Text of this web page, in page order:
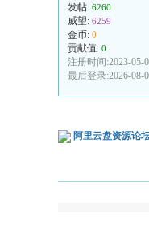
发帖: 6260
威望: 6259
金币: 0
贡献值: 0
注册时间:2023-05-
最后登录:2026-08-
阿里云盘资源论